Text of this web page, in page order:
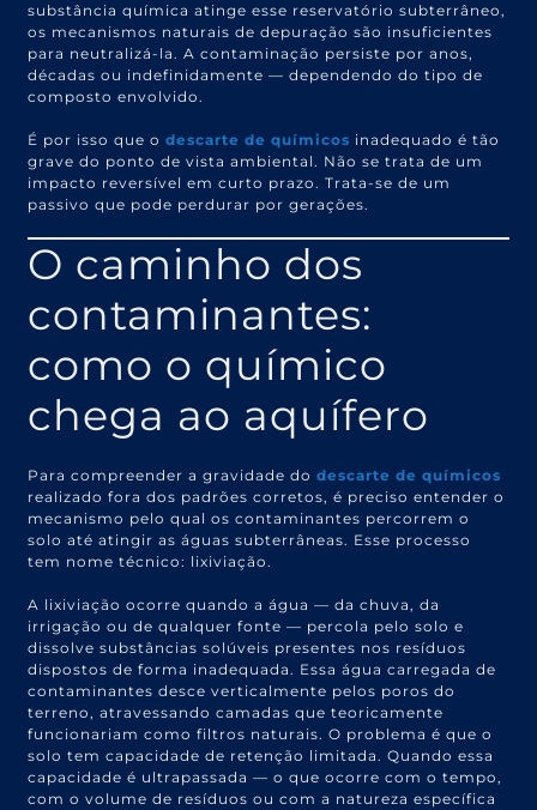
substância química atinge esse reservatório subterrâneo,
os mecanismos naturais de depuração são insuficientes
para neutralizá-la. A contaminação persiste por anos,
décadas ou indefinidamente — dependendo do tipo de
composto envolvido.
É por isso que odescarte de químicos inadequado é tão
grave do ponto de vista ambiental. Não se trata de um
impacto reversível em curto prazo. Trata-se de um
passivo que pode perdurar por gerações.
O caminho dos
contaminantes:
como o químico
chega ao aquífero
Para compreender a gravidade dodescarte de químicos
realizado fora dos padrões corretos, é preciso entender o
mecanismo pelo qual os contaminantes percorrem o
solo até atingir as águas subterrâneas. Esse processo
tem nome técnico: lixiviação.
A lixiviação ocorre quando a água — da chuva, da
irrigação ou de qualquer fonte — percola pelo solo e
dissolve substâncias solúveis presentes nos resíduos
dispostos de forma inadequada. Essa água carregada de
contaminantes desce verticalmente pelos poros do
terreno, atravessando camadas que teoricamente
funcionariam como filtros naturais. O problema é que o
solo tem capacidade de retenção limitada. Quando essa
capacidade é ultrapassada — o que ocorre com o tempo,
com o volume de resíduos ou com a natureza específica